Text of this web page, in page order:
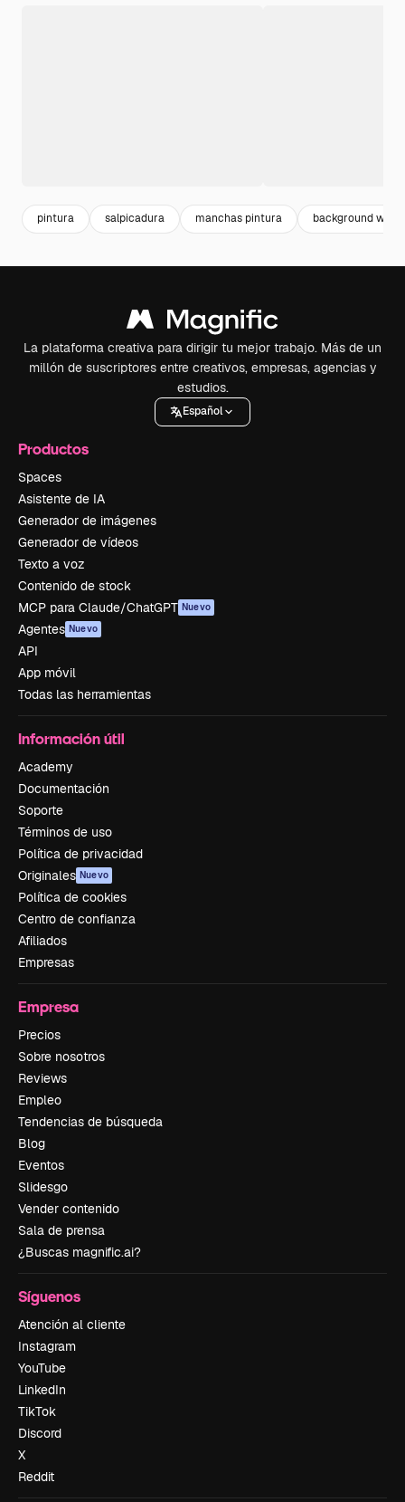
pintura salpicadura manchas pintura background
La plataforma creativa para dirigir tu mejor trabajo. Más de un
millón de suscriptores entre creativos, empresas, agencias y
estudios.
Español
Productos
Spaces
Asistente de IA
Generador de imágenes
Generador de vídeos
Texto a voz
Contenido de stock
MCP para Claude/ChatGPT Nuevo
Agentes Nuevo
API
App móvil
Todas las herramientas
Información útil
Academy
Documentación
Soporte
Términos de uso
Política de privacidad
Originales Nuevo
Política de cookies
Centro de confianza
Afiliados
Empresas
Empresa
Precios
Sobre nosotros
Reviews
Empleo
Tendencias de búsqueda
Blog
Eventos
Slidesgo
Vender contenido
Sala de prensa
¿Buscas magnific.ai?
Síguenos
Atención al cliente
Instagram
YouTube
LinkedIn
TikTok
Discord
X
Reddit